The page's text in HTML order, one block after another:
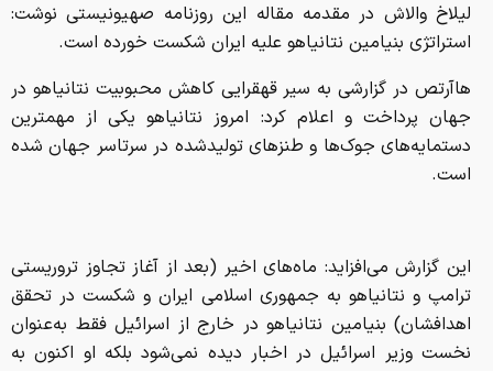
لیلاخ والاش در مقدمه مقاله‌ این روزنامه صهیونیستی نوشت:
استراتژی بنیامین نتانیاهو علیه ایران شکست خورده است.
هاآرتص در گزارشی به سیر قهقرایی کاهش محبوبیت نتانیاهو در
جهان پرداخت و اعلام کرد: امروز نتانیاهو یکی از مهمترین
دستمایه‌های جوک‌ها و طنزهای تولیدشده در سرتاسر جهان شده
است.
این گزارش می‌افزاید: ماه‌های اخیر (بعد از آغاز تجاوز تروریستی
ترامپ و نتانیاهو به جمهوری اسلامی ایران و شکست در تحقق
اهدافشان) بنیامین نتانیاهو در خارج از اسرائیل فقط به‌عنوان
نخست وزیر اسرائیل در اخبار دیده نمی‌شود بلکه او اکنون به